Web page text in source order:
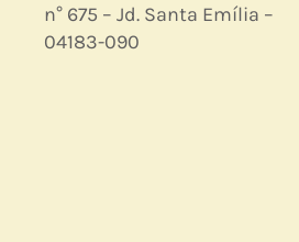
n° 675 – Jd. Santa Emília –
04183-090